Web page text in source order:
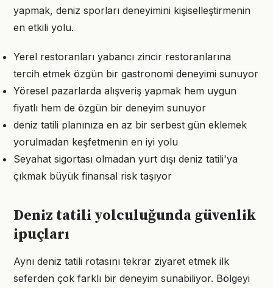
yapmak, deniz sporları deneyimini kişiselleştirmenin
en etkili yolu.
Yerel restoranları yabancı zincir restoranlarına
tercih etmek özgün bir gastronomi deneyimi sunuyor
Yöresel pazarlarda alışveriş yapmak hem uygun
fiyatlı hem de özgün bir deneyim sunuyor
deniz tatili planınıza en az bir serbest gün eklemek
yorulmadan keşfetmenin en iyi yolu
Seyahat sigortası olmadan yurt dışı deniz tatili'ya
çıkmak büyük finansal risk taşıyor
Deniz tatili yolculuğunda güvenlik
ipuçları
Aynı deniz tatili rotasını tekrar ziyaret etmek ilk
seferden çok farklı bir deneyim sunabiliyor. Bölgeyi